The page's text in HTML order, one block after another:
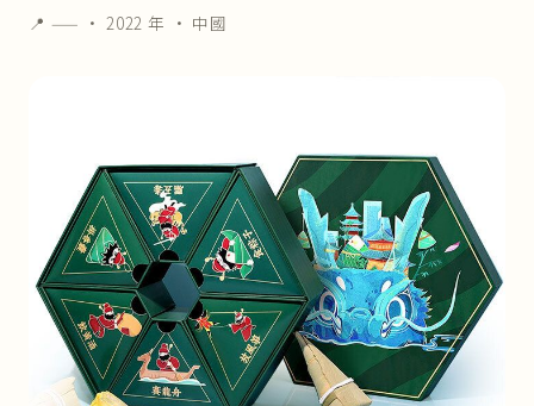
📍 —— · 2022 年 · 中國